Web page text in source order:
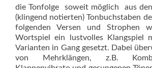
die Tonfolge  soweit möglich  aus
(klingend notierten) Tonbuchstaben
folgenden Versen und Strophen
Wortspiel ein lustvolles Klangspiel
Varianten in Gang gesetzt. Dabei
von Mehrklängen, z.B.